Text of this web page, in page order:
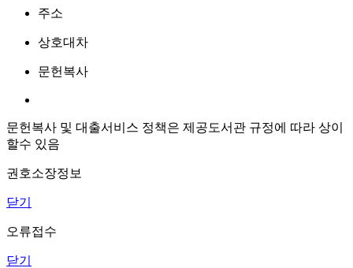
주소
상호대차
문헌복사
문헌복사 및 대출서비스 정책은 제공도서관 규정에 따라 상이
할수 있음
권호소장정보
닫기
오류접수
닫기